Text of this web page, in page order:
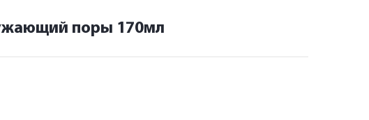
поры 170мл